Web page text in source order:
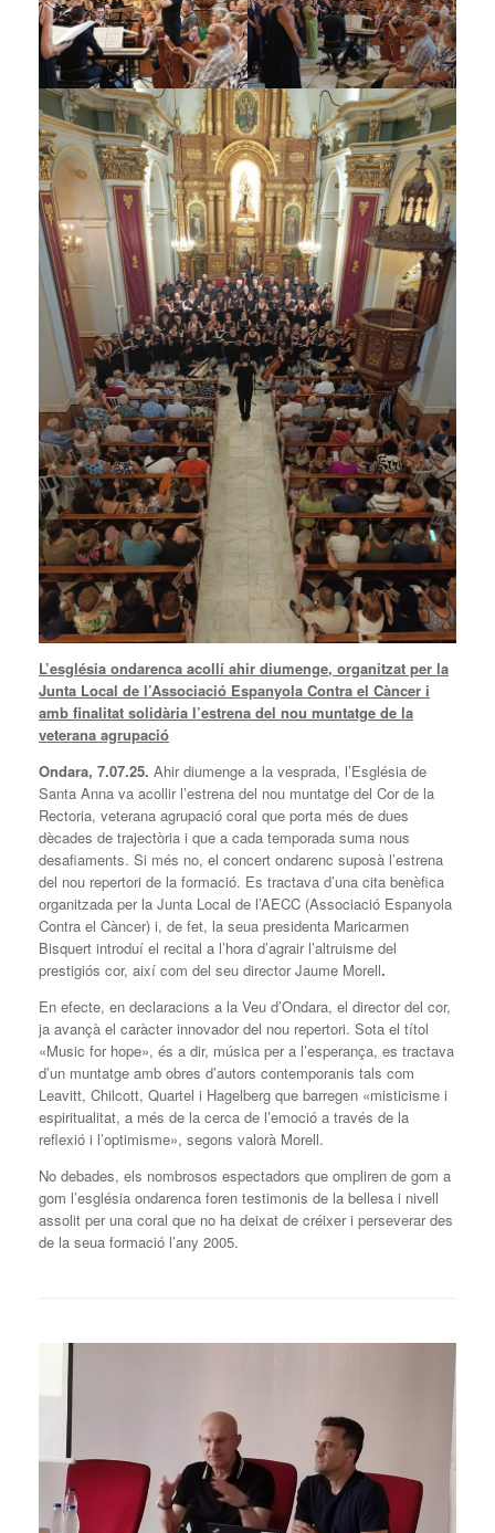
L’església ondarenca acollí ahir diumenge, organitzat per la
Junta Local de l’Associació Espanyola Contra el Càncer i
amb finalitat solidària l’estrena del nou muntatge de la
veterana agrupació
Ondara, 7.07.25. Ahir diumenge a la vesprada, l’Església de
Santa Anna va acollir l’estrena del nou muntatge del Cor de la
Rectoria, veterana agrupació coral que porta més de dues
dècades de trajectòria i que a cada temporada suma nous
desafiaments. Si més no, el concert ondarenc suposà l’estrena
del nou repertori de la formació. Es tractava d’una cita benèfica
organitzada per la Junta Local de l’AECC (Associació Espanyola
Contra el Càncer) i, de fet, la seua presidenta Maricarmen
Bisquert introduí el recital a l’hora d’agrair l’altruisme del
prestigiós cor, així com del seu director Jaume Morell.
En efecte, en declaracions a la Veu d’Ondara, el director del cor,
ja avançà el caràcter innovador del nou repertori. Sota el títol
«Music for hope», és a dir, música per a l’esperança, es tractava
d’un muntatge amb obres d’autors contemporanis tals com
Leavitt, Chilcott, Quartel i Hagelberg que barregen «misticisme i
espiritualitat, a més de la cerca de l’emoció a través de la
reflexió i l’optimisme», segons valorà Morell.
No debades, els nombrosos espectadors que ompliren de gom a
gom l’església ondarenca foren testimonis de la bellesa i nivell
assolit per una coral que no ha deixat de créixer i perseverar des
de la seua formació l’any 2005.